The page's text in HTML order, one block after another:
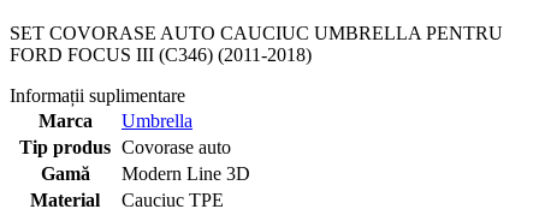
SET COVORASE AUTO CAUCIUC UMBRELLA PENTRU
FORD FOCUS III (C346) (2011-2018)
Informații suplimentare
Marca
Umbrella
Tip produs Covorase auto
Gamă
Modern Line 3D
Material
Cauciuc TPE